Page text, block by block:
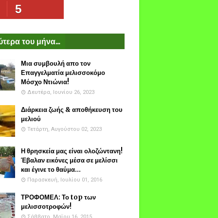
5
του μήνα...
Μια συμβουλή απο τον
Επαγγελματία μελισσοκόμο
Μόσχο Ντιώνια!
Δευτέρα, Ιουνίου 26, 2023
Διάρκεια ζωής & αποθήκευση του
μελιού
Τετάρτη, Αυγούστου 02, 2023
Η θρησκεία μας είναι ολοζώντανη!
Έβαλαν εικόνες μέσα σε μελίσσι
και έγινε το θαύμα...
Παρασκευή, Ιουλίου 01, 2016
ΤΡΟΦΟΜΕΛ: Το top των
μελισσοτροφών!
Σάββατο, Μαΐου 16, 2015